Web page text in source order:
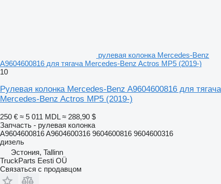
рулевая колонка Mercedes-Benz
A9604600816 для тягача Mercedes-Benz Actros MP5 (2019-)
10
Рулевая колонка Mercedes-Benz A9604600816 для тягача
Mercedes-Benz Actros MP5 (2019-)
250 € ≈ 5 011 MDL ≈ 288,90 $
Запчасть - рулевая колонка
A9604600816 A9604600316 9604600816 9604600316
дизель
Эстония, Tallinn
TruckParts Eesti OÜ
Связаться с продавцом